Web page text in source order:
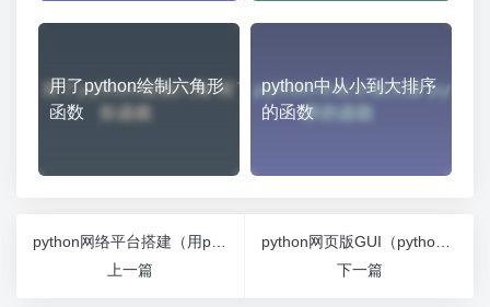
用了python绘制六角形
函数
python中从小到大排序
的函数
上一篇
下一篇